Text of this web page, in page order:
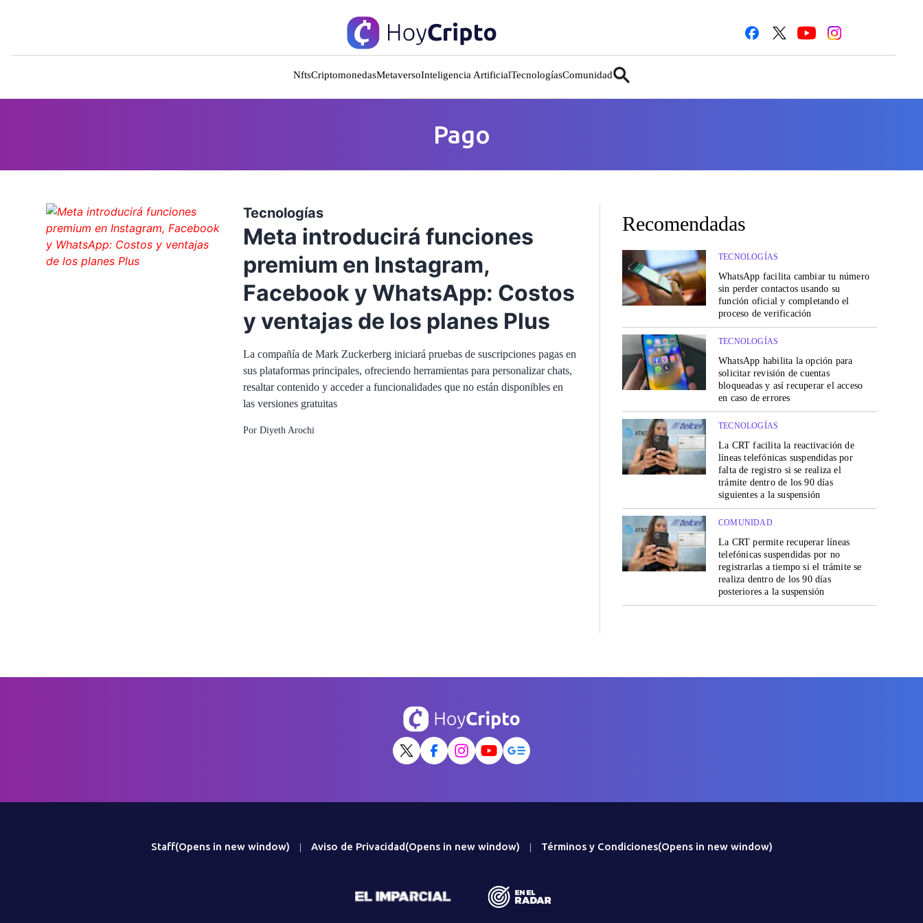
NftsCriptomonedasMetaversoInteligencia ArtificialTecnologíasComunidad
Pago
Tecnologías
Meta introducirá funciones
premium en Instagram,
Facebook y WhatsApp: Costos
y ventajas de los planes Plus
La compañía de Mark Zuckerberg iniciará pruebas de suscripciones pagas en
sus plataformas principales, ofreciendo herramientas para personalizar chats,
resaltar contenido y acceder a funcionalidades que no están disponibles en
las versiones gratuitas
Por Diyeth Arochi
Recomendadas
TECNOLOGÍAS
WhatsApp facilita cambiar tu número
sin perder contactos usando su
función oficial y completando el
proceso de verificación
TECNOLOGÍAS
WhatsApp habilita la opción para
solicitar revisión de cuentas
bloqueadas y así recuperar el acceso
en caso de errores
TECNOLOGÍAS
La CRT facilita la reactivación de
líneas telefónicas suspendidas por
falta de registro si se realiza el
trámite dentro de los 90 días
siguientes a la suspensión
COMUNIDAD
La CRT permite recuperar líneas
telefónicas suspendidas por no
registrarlas a tiempo si el trámite se
realiza dentro de los 90 días
posteriores a la suspensión
Staff(Opens in new window) | Aviso de Privacidad(Opens in new window) | Términos y Condiciones(Opens in new window)